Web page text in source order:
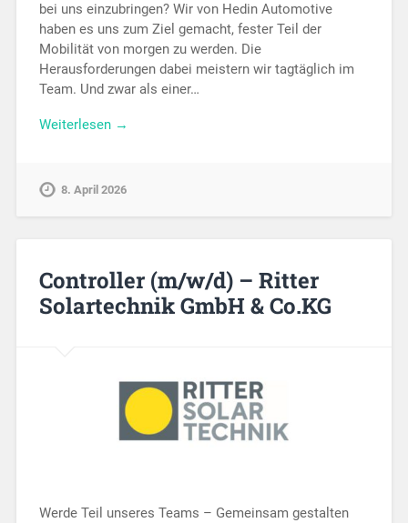
bei uns einzubringen? Wir von Hedin Automotive
haben es uns zum Ziel gemacht, fester Teil der
Mobilität von morgen zu werden. Die
Herausforderungen dabei meistern wir tagtäglich im
Team. Und zwar als einer…
Weiterlesen →
8. April 2026
Controller (m/w/d) – Ritter
Solartechnik GmbH & Co.KG
Werde Teil unseres Teams – Gemeinsam gestalten